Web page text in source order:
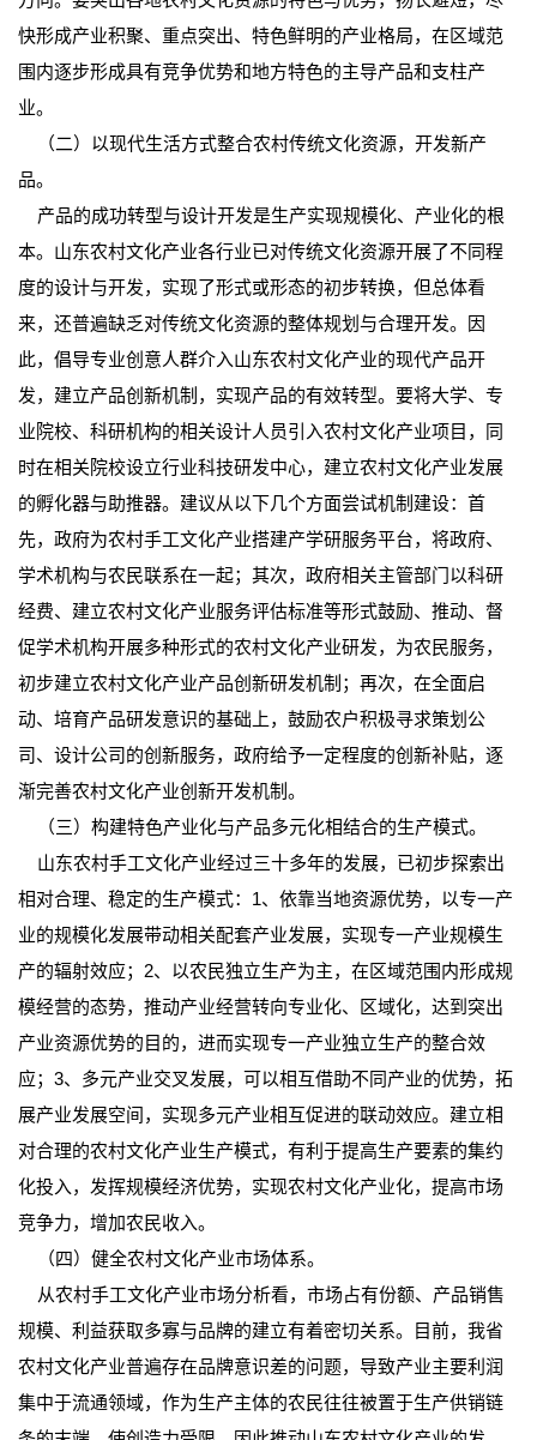
快形成产业积聚、重点突出、特色鲜明的产业格局，在区域范
围内逐步形成具有竞争优势和地方特色的主导产品和支柱产
业。
（二）以现代生活方式整合农村传统文化资源，开发新产
品。
产品的成功转型与设计开发是生产实现规模化、产业化的根
本。山东农村文化产业各行业已对传统文化资源开展了不同程
度的设计与开发，实现了形式或形态的初步转换，但总体看
来，还普遍缺乏对传统文化资源的整体规划与合理开发。因
此，倡导专业创意人群介入山东农村文化产业的现代产品开
发，建立产品创新机制，实现产品的有效转型。要将大学、专
业院校、科研机构的相关设计人员引入农村文化产业项目，同
时在相关院校设立行业科技研发中心，建立农村文化产业发展
的孵化器与助推器。建议从以下几个方面尝试机制建设：首
先，政府为农村手工文化产业搭建产学研服务平台，将政府、
学术机构与农民联系在一起；其次，政府相关主管部门以科研
经费、建立农村文化产业服务评估标准等形式鼓励、推动、督
促学术机构开展多种形式的农村文化产业研发，为农民服务，
初步建立农村文化产业产品创新研发机制；再次，在全面启
动、培育产品研发意识的基础上，鼓励农户积极寻求策划公
司、设计公司的创新服务，政府给予一定程度的创新补贴，逐
渐完善农村文化产业创新开发机制。
（三）构建特色产业化与产品多元化相结合的生产模式。
山东农村手工文化产业经过三十多年的发展，已初步探索出
相对合理、稳定的生产模式：1、依靠当地资源优势，以专一产
业的规模化发展带动相关配套产业发展，实现专一产业规模生
产的辐射效应；2、以农民独立生产为主，在区域范围内形成规
模经营的态势，推动产业经营转向专业化、区域化，达到突出
产业资源优势的目的，进而实现专一产业独立生产的整合效
应；3、多元产业交叉发展，可以相互借助不同产业的优势，拓
展产业发展空间，实现多元产业相互促进的联动效应。建立相
对合理的农村文化产业生产模式，有利于提高生产要素的集约
化投入，发挥规模经济优势，实现农村文化产业化，提高市场
竞争力，增加农民收入。
（四）健全农村文化产业市场体系。
从农村手工文化产业市场分析看，市场占有份额、产品销售
规模、利益获取多寡与品牌的建立有着密切关系。目前，我省
农村文化产业普遍存在品牌意识差的问题，导致产业主要利润
集中于流通领域，作为生产主体的农民往往被置于生产供销链